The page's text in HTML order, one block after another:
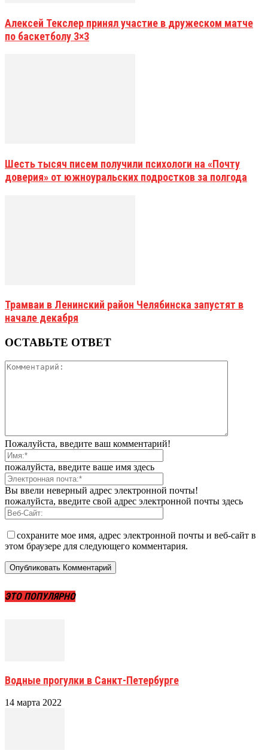
Алексей Текслер принял участие в дружеском матче
по баскетболу 3×3
Шесть тысяч писем получили психологи на «Почту
доверия» от южноуральских подростков за полгода
Трамваи в Ленинский район Челябинска запустят в
начале декабря
ОСТАВЬТЕ ОТВЕТ
Пожалуйста, введите ваш комментарий!
пожалуйста, введите ваше имя здесь
Вы ввели неверный адрес электронной почты!
пожалуйста, введите свой адрес электронной почты здесь
сохраните мое имя, адрес электронной почты и веб-сайт в
этом браузере для следующего комментария.
ЭТО ПОПУЛЯРНО
Водные прогулки в Санкт-Петербурге
14 марта 2022